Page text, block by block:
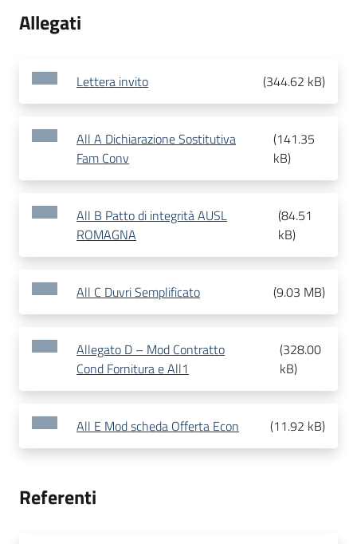
Allegati
Lettera invito (344.62 kB)
All A Dichiarazione Sostitutiva
Fam Conv
(141.35
kB)
All B Patto di integrità AUSL
ROMAGNA
(84.51
kB)
All C Duvri Semplificato (9.03 MB)
Allegato D – Mod Contratto
Cond Fornitura e All1
(328.00
kB)
All E Mod scheda Offerta Econ (11.92 kB)
Referenti